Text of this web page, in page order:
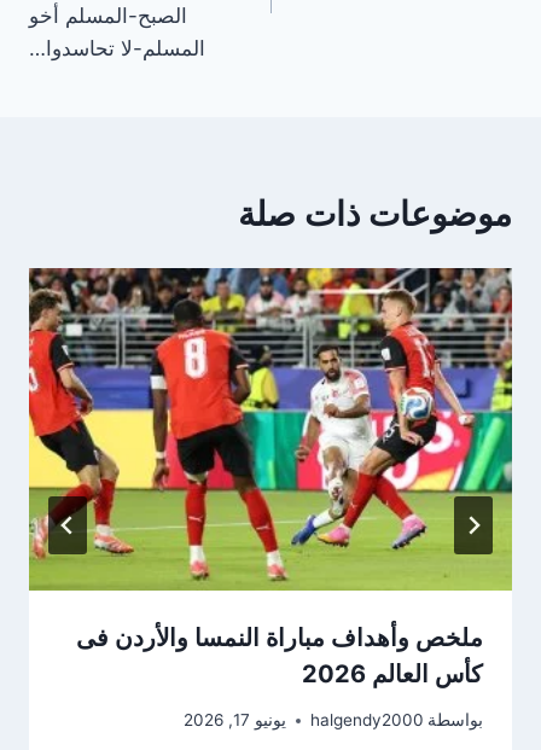
الصبح-المسلم أخو
المسلم-لا تحاسدوا…
موضوعات ذات صلة
ملخص وأهداف مباراة النمسا والأردن فى
كأس العالم 2026
بواسطة halgendy2000 يونيو 17, 2026